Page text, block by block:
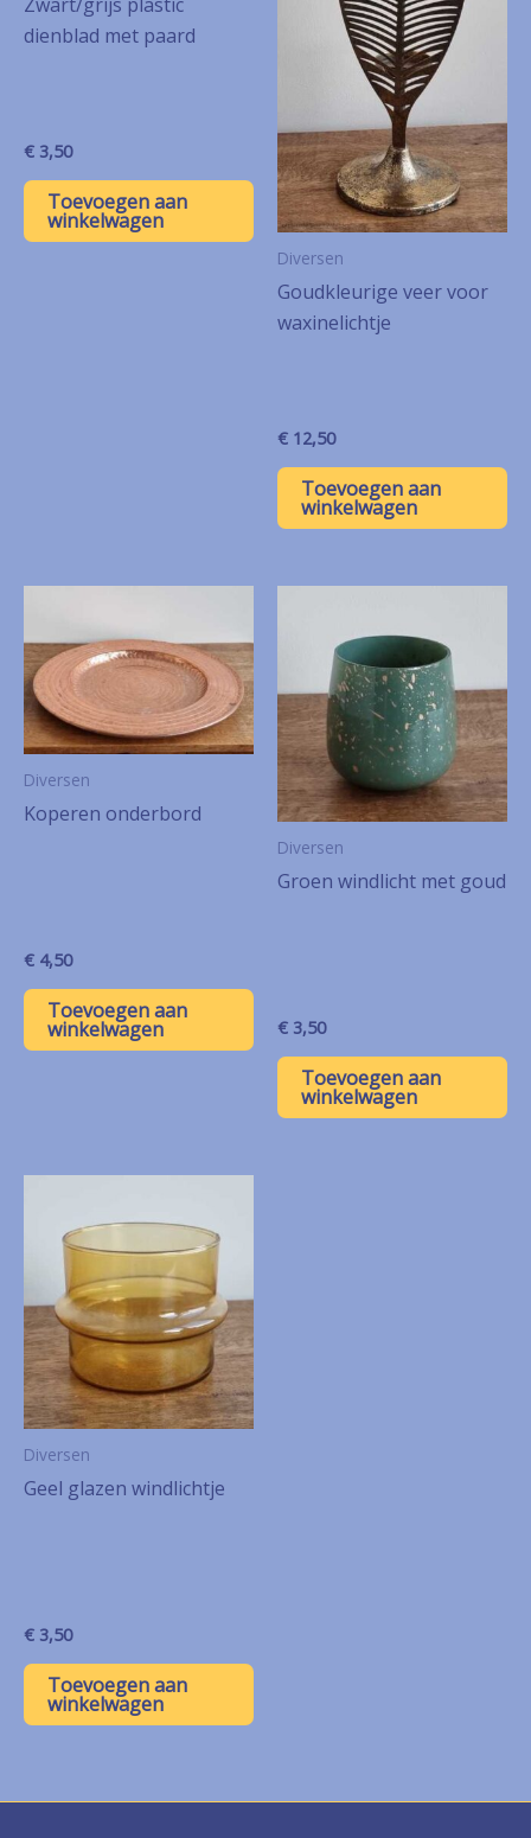
dienblad met paard
€ 3,50
Toevoegen aan
winkelwagen
Diversen
Goudkleurige veer voor
waxinelichtje
€ 12,50
Toevoegen aan
winkelwagen
Diversen
Koperen onderbord
€ 4,50
Toevoegen aan
winkelwagen
Diversen
Groen windlicht met goud
€ 3,50
Toevoegen aan
winkelwagen
Diversen
Geel glazen windlichtje
€ 3,50
Toevoegen aan
winkelwagen